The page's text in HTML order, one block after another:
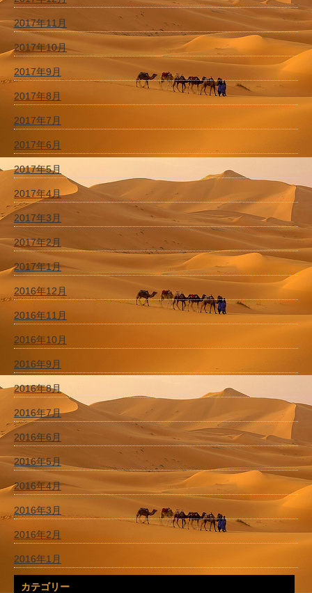
2017年11月
2017年10月
2017年9月
2017年8月
2017年7月
2017年6月
2017年5月
2017年4月
2017年3月
2017年2月
2017年1月
2016年12月
2016年11月
2016年10月
2016年9月
2016年8月
2016年7月
2016年6月
2016年5月
2016年4月
2016年3月
2016年2月
2016年1月
カテゴリー